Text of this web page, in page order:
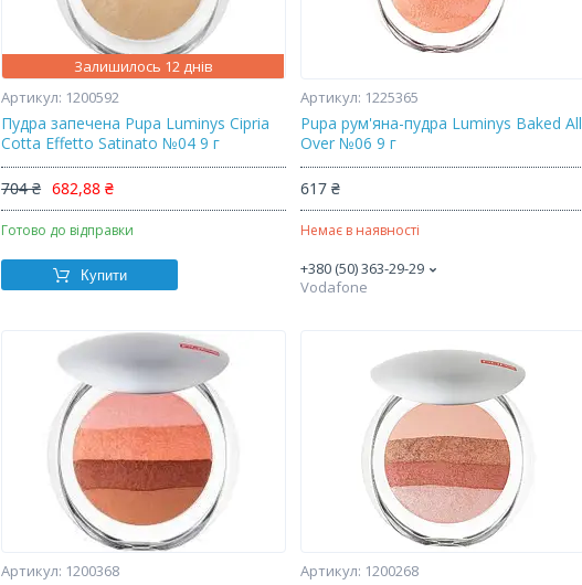
Залишилось 12 днів
1200592
Пудра запечена Pupa Luminys Cipria
Cotta Effetto Satinato №04 9 г
704 ₴ 682,88 ₴
Готово до відправки
Купити
1225365
Pupa рум'яна-пудра Luminys Baked All
Over №06 9 г
617 ₴
Немає в наявності
+380 (50) 363-29-29
Vodafone
1200368 1200268